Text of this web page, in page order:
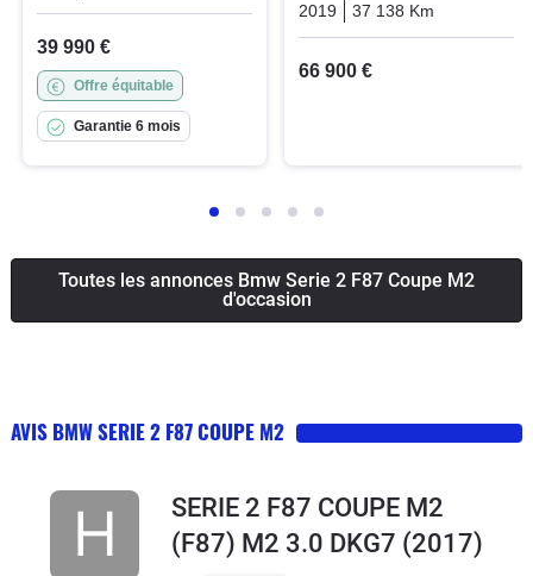
39 990 €
Offre équitable
Garantie 6 mois
2019
37 138 Km
66 900 €
Toutes les annonces Bmw Serie 2 F87 Coupe M2
d'occasion
AVIS BMW SERIE 2 F87 COUPE M2
SERIE 2 F87 COUPE M2
(F87) M2 3.0 DKG7 (2017)